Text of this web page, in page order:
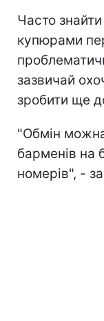
Часто
купюрами
зазвичай
зробити ще
"Обмін
барменів на
номерів", -